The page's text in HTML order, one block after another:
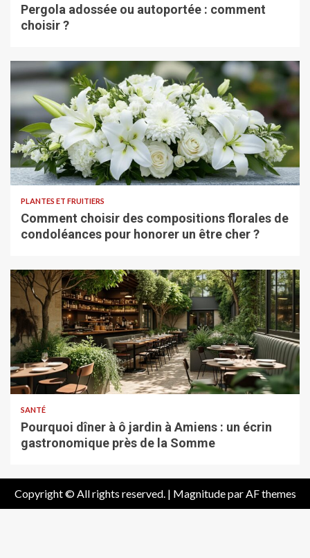
Pergola adossée ou autoportée : comment
choisir ?
PLANTES ET FRUITIERS
Comment choisir des compositions florales de
condoléances pour honorer un être cher ?
SANTÉ
Pourquoi dîner à ô jardin à Amiens : un écrin
gastronomique près de la Somme
Copyright © All rights reserved. | Magnitudepar AF themes